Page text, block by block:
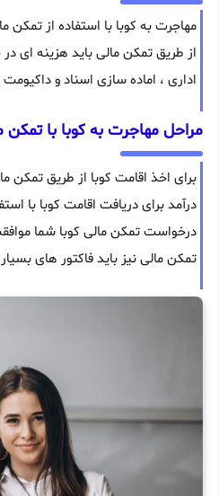
مهاجرت به کوبا با استفاده از
از طریق تمکن مالی باید هزینه ای در حدود 5 الی 12 هزار دلار بپردازید ، این هزینه ها
اداری ، اماده سازی اسناد و
مراحل مهاجرت به کوبا با تمکن
برای اخذ اقامت کوبا از طریق تمکن
درآمد برای دریافت اقامت کوبا با
درخواست تمکن مالی کوبا شما
تمکن مالی نیز باید فاکتور های